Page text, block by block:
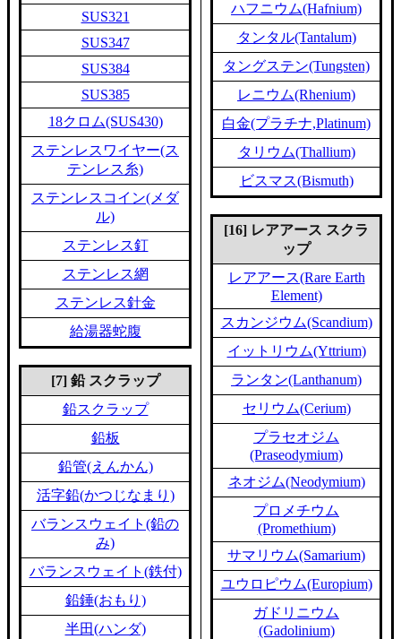
SUS321
SUS347
SUS384
SUS385
18クロム(SUS430)
ステンレスワイヤー(ス
テンレス糸)
ステンレスコイン(メダ
ル)
ステンレス釘
ステンレス網
ステンレス針金
給湯器蛇腹
[7] 鉛 スクラップ
鉛スクラップ
鉛板
鉛管(えんかん)
活字鉛(かつじなまり)
バランスウェイト(鉛の
み)
バランスウェイト(鉄付)
鉛錘(おもり)
半田(ハンダ)
ハフニウム(Hafnium)
タンタル(Tantalum)
タングステン(Tungsten)
レニウム(Rhenium)
白金(プラチナ,Platinum)
タリウム(Thallium)
ビスマス(Bismuth)
[16] レアアース スクラ
ップ
レアアース(Rare Earth
Element)
スカンジウム(Scandium)
イットリウム(Yttrium)
ランタン(Lanthanum)
セリウム(Cerium)
プラセオジム
(Praseodymium)
ネオジム(Neodymium)
プロメチウム
(Promethium)
サマリウム(Samarium)
ユウロピウム(Europium)
ガドリニウム
(Gadolinium)